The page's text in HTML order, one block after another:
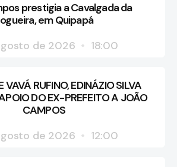
prestigia a Cavalgada da
em Quipapá
de 2026
18:00
VAVÁ RUFINO, EDINÁZIO SILVA
DO EX-PREFEITO A JOÃO
CAMPOS
de 2026
12:00